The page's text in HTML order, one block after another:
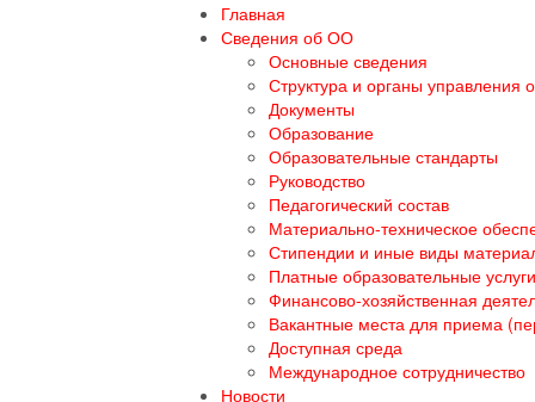
Главная
Сведения об ОО
Основные сведения
Структура и органы управления
Документы
Образование
Образовательные стандарты
Руководство
Педагогический состав
Материально-техническое
Стипендии и иные виды
Платные образовательные услуги
Финансово-хозяйственная
Вакантные места для приема
Доступная среда
Международное сотрудничество
Новости